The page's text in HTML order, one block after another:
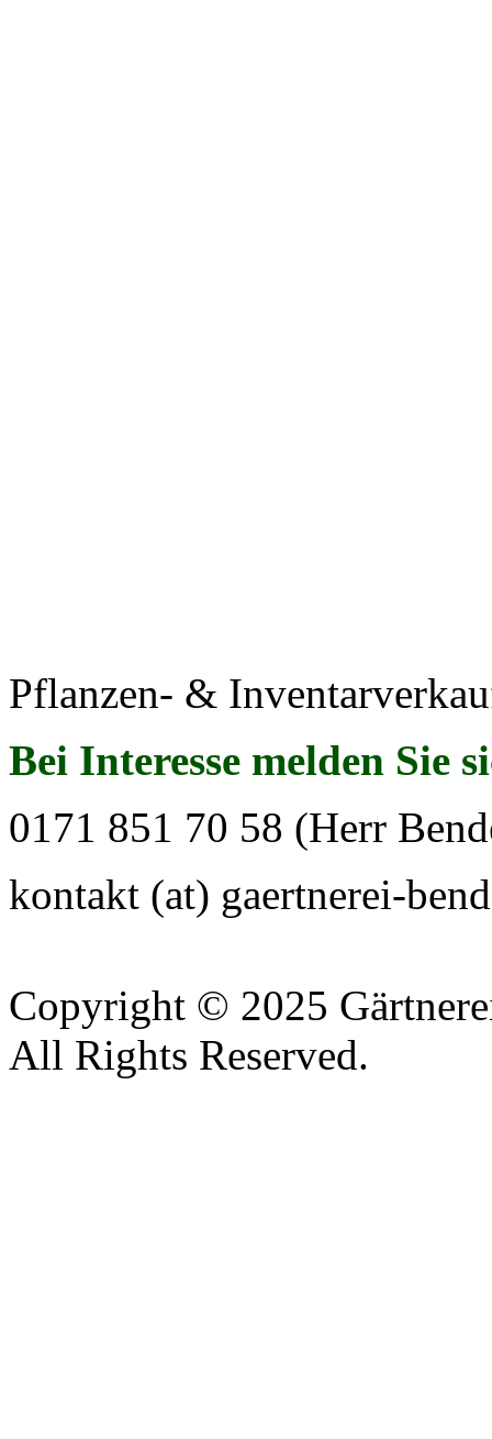
Pflanzen- &
Bei Interesse melden Sie
0171 851 70 58 (Herr
kontakt (at) gaertnerei-
Copyright © 2025
All Rights Reserved.